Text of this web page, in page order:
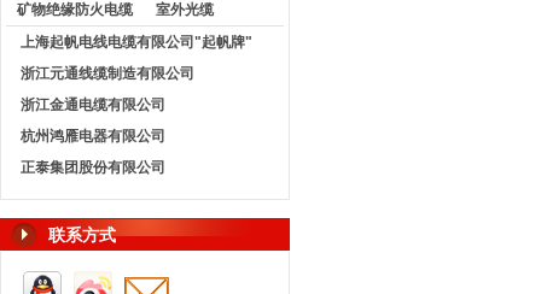
矿物绝缘防火电缆
室外光缆
上海起帆电线电缆有限公司"起帆牌"
浙江元通线缆制造有限公司
浙江金通电缆有限公司
杭州鸿雁电器有限公司
正泰集团股份有限公司
联系方式